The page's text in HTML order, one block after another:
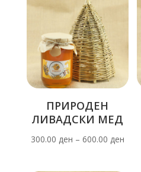
ПРИРОДЕН
ЛИВАДСКИ МЕД
300.00 ден – 600.00 ден